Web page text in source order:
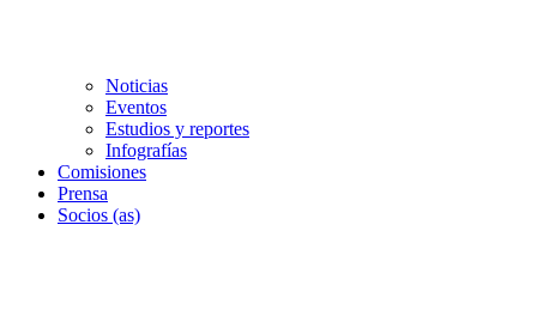
Noticias
Eventos
Estudios y reportes
Infografías
Comisiones
Prensa
Socios (as)